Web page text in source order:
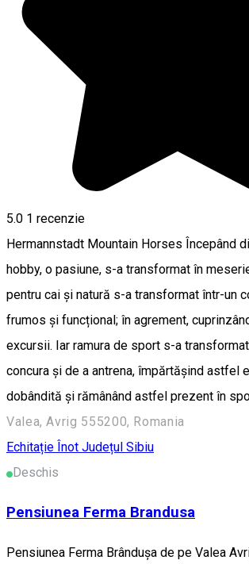
5.0 1 recenzie
Hermannstadt Mountain Horses Începând
hobby, o pasiune, s-a transformat în
pentru cai și natură s-a transformat într-un
frumos și funcțional; în agrement,
excursii. Iar ramura de sport s-a
concura și de a antrena, împărtășind astfel
dobândită și rămânând astfel prezent în
Valea, Avrig 555200, Romania
Echitație Înot Județul Sibiu
Deschis
Pensiunea Ferma Brandusa
Pensiunea Ferma Brândușa de pe Valea